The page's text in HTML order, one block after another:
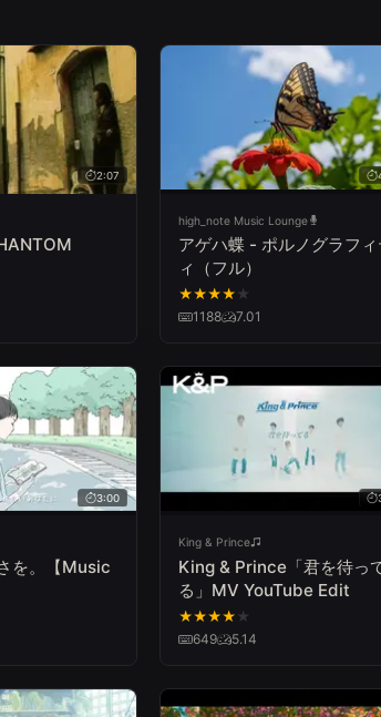
2:07
high_note Music Lounge
アゲハ蝶 - ポルノグラフィ
ィ（フル）
★★★★ ★
1188
7.01
3:00
を。【Music
King & Prince
King & Prince「君を待っ
る」MV YouTube Edit
★★★★ ★
649
5.14